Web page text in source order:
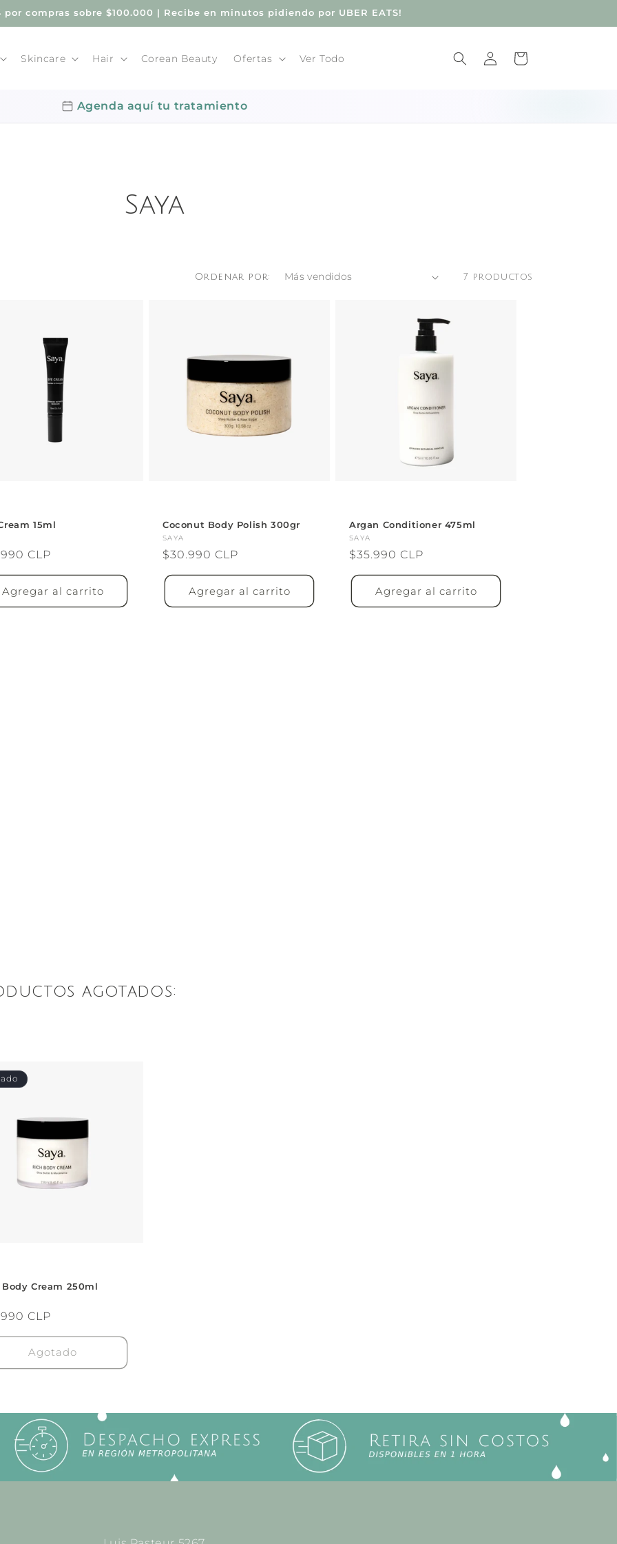
por compras sobre $100.000 | Recibe en minutos pidiendo por UBER EATS!
Skincare Hair Corean Beauty Ofertas Ver Todo
sesión
Carrito
Agenda aquí tu tratamiento
Saya
Ordenar por: 7 productos
15ml
CLP
Agregar al carrito
Coconut Body Polish 300gr
Proveedor:
SAYA
Precio
habitual
$30.990 CLP
Agregar al carrito
Argan Conditioner 475ml
Proveedor:
SAYA
Precio
habitual
$35.990 CLP
Agregar al carrito
agotados:
Cream 250ml
CLP
Agotado